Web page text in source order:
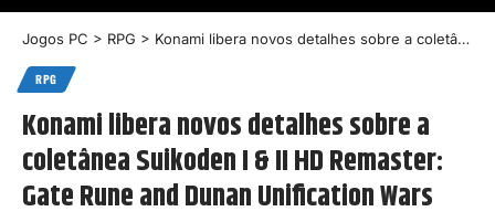
Jogos PC > RPG > Konami libera novos detalhes sobre a coletânea Suikoden I & II HD Remaster: Gate Rune and Dunan Unification Wars
RPG
Konami libera novos detalhes sobre a
coletânea Suikoden I & II HD Remaster:
Gate Rune and Dunan Unification Wars